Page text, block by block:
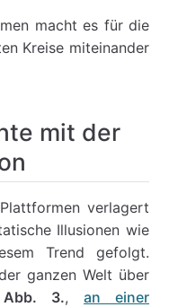
macht es für die
Kreise miteinander
mit der
verlagert
Illusionen wie
Trend gefolgt.
ganzen Welt über
Abb. 3., an einer